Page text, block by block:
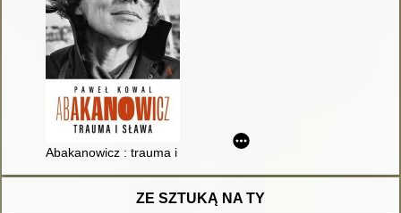
Abakanowicz : trauma i sława
ZE SZTUKĄ NA TY